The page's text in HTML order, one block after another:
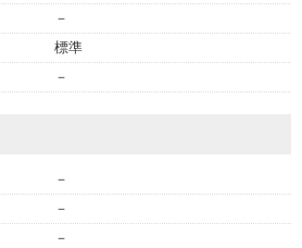
－
標準
－
－
－
－